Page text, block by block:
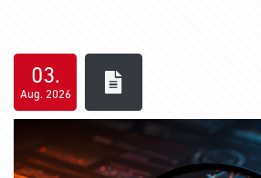
03.
Aug. 2026